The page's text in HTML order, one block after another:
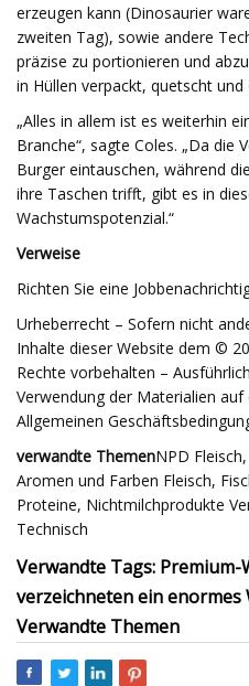
erzeugen kann (Dinosaurier
zweiten Tag), sowie andere
präzise zu portionieren und
in Hüllen verpackt, quetscht
„Alles in allem ist es weiterhin
Branche“, sagte Coles. „Da die
Burger eintauschen, während
ihre Taschen trifft, gibt es in
Wachstumspotenzial.“​
Verweise
Richten Sie eine
Urheberrecht – Sofern nicht
Inhalte dieser Website dem ©
Rechte vorbehalten –
Verwendung der Materialien
Allgemeinen
verwandte ThemenNPD
Aromen und Farben Fleisch,
Proteine, Nichtmilchprodukte
Technisch
Verwandte Tags:
verzeichneten ein enormes
Verwandte Themen